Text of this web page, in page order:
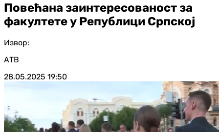
Повећана заинтересованост за
факултете у Републици Српској
Извор:
АТВ
28.05.2025 19:50